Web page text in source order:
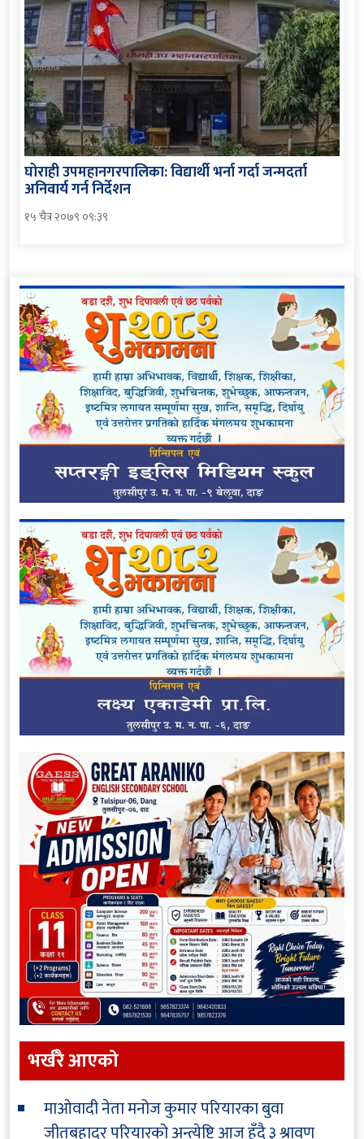
घोराही उपमहानगरपालिका: विद्यार्थी भर्ना गर्दा जन्मदर्ता
अनिवार्य गर्न निर्देशन
१५ चैत्र २०७९ ०९:३९
भर्खरै आएकाे
माओवादी नेता मनोज कुमार परियारका बुवा
जीतबहादुर परियारको अन्त्येष्टि आज हुँदै३ श्रावण